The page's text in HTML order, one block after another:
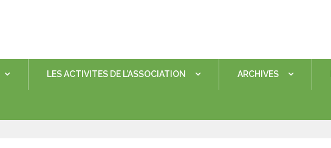
LES ACTIVITES DE L’ASSOCIATION ARCHIVES